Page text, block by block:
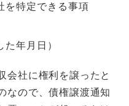
を特定できる事項
年月日）
会社に権利を譲ったと
なので、債権譲渡通知